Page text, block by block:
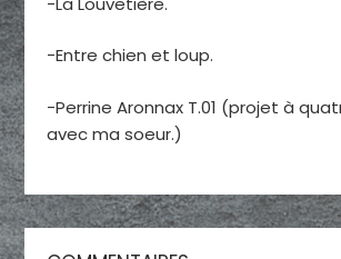
-Entre chien et loup.
-Perrine Aronnax T.01 (projet à
avec ma soeur.)